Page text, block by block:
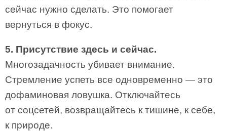
сейчас нужно сделать. Это помогает
вернуться в фокус.
5. Присутствие здесь и сейчас.
Многозадачность убивает внимание.
Стремление успеть все одновременно — это
дофаминовая ловушка. Отключайтесь
от соцсетей, возвращайтесь к тишине, к себе,
к природе.